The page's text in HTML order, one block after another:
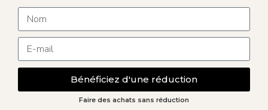
Bénéficiez d'une réduction
Faire des achats sans réduction